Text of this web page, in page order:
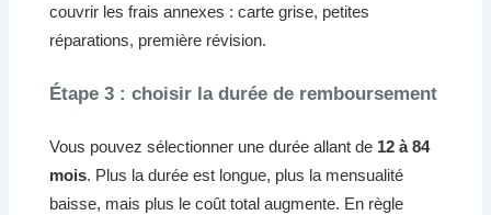
couvrir les frais annexes : carte grise, petites
réparations, première révision.
Étape 3 : choisir la durée de remboursement
Vous pouvez sélectionner une durée allant de 12 à 84
mois. Plus la durée est longue, plus la mensualité
baisse, mais plus le coût total augmente. En règle